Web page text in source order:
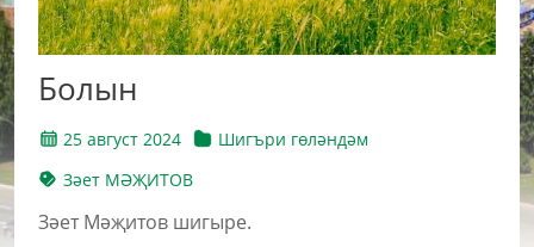
Болын
25 август 2024
Шигъри гөләндәм
Зәет МӘҖИТОВ
Зәет Мәҗитов шигыре.